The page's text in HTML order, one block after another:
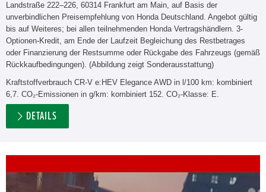
Landstraße 222–226, 60314 Frankfurt am Main, auf Basis der
unverbindlichen Preisempfehlung von Honda Deutschland. Angebot gültig
bis auf Weiteres; bei allen teilnehmenden Honda Vertragshändlern. 3-
Optionen-Kredit, am Ende der Laufzeit Begleichung des Restbetrages
oder Finanzierung der Restsumme oder Rückgabe des Fahrzeugs (gemäß
Rückkaufbedingungen). (Abbildung zeigt Sonderausstattung)
Kraftstoffverbrauch CR-V e:HEV Elegance AWD in l/100 km: kombiniert
6,7. CO₂-Emissionen in g/km: kombiniert 152. CO₂-Klasse: E.
DETAILS